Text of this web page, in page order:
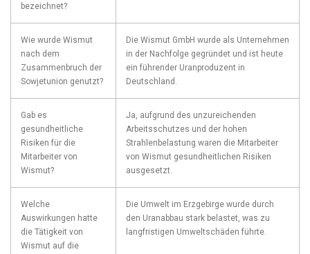
bezeichnet?
Wie⁢ wurde Wismut
nach dem
Zusammenbruch der
Sowjetunion genutzt?
Die Wismut GmbH wurde als ‍Unternehmen
in der Nachfolge‌ gegründet und ist heute
ein ⁢führender Uranproduzent in
Deutschland.
Gab es
gesundheitliche
Risiken für die
Mitarbeiter von
Wismut?
Ja, aufgrund des unzureichenden
Arbeitsschutzes‌ und der hohen
Strahlenbelastung⁢ waren‌ die Mitarbeiter
von Wismut gesundheitlichen Risiken
ausgesetzt.
Welche
Auswirkungen hatte
die Tätigkeit von
Wismut auf die
Die ‌Umwelt im Erzgebirge wurde durch
den ⁣Uranabbau stark belastet, was zu
langfristigen ‍Umweltschäden führte.